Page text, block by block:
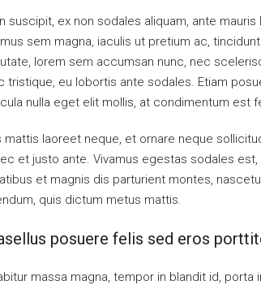
suscipit, ex non sodales aliquam, ante
sem magna, iaculis ut pretium ac,
lorem sem accumsan nunc, nec
tristique, eu lobortis ante sodales. Etiam
nulla eget elit mollis, at condimentum est
mattis laoreet neque, et ornare neque
et justo ante. Vivamus egestas sodales
et magnis dis parturient montes,
quis dictum metus mattis.
posuere felis sed eros
massa magna, tempor in blandit id,